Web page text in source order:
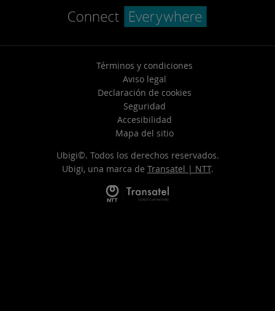
Términos y condiciones
Aviso legal
Declaración de cookies
Seguridad
Accesibilidad
Mapa del sitio
Ubigi©. Todos los derechos reservados.
Ubigi, una marca de Transatel | NTT.